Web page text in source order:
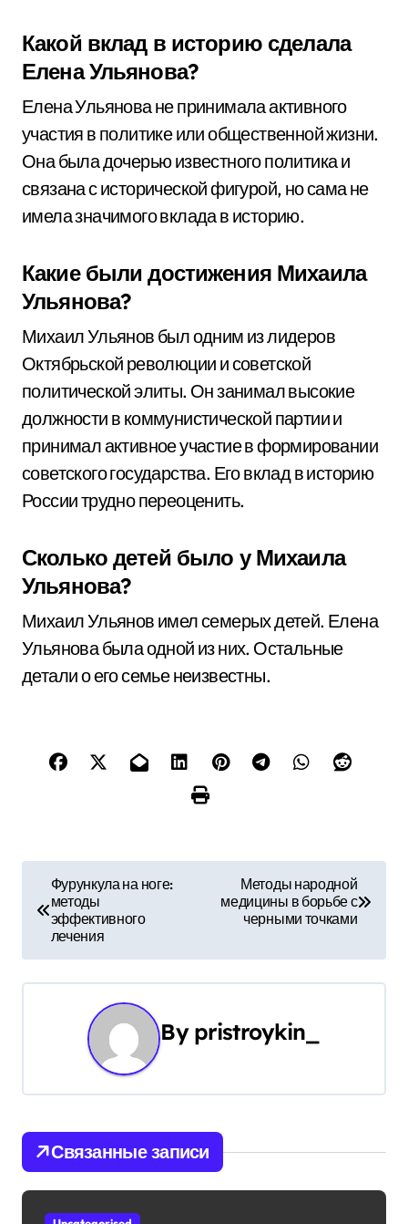
Какой вклад в историю сделала
Елена Ульянова?
Елена Ульянова не принимала активного
участия в политике или общественной жизни.
Она была дочерью известного политика и
связана с исторической фигурой, но сама не
имела значимого вклада в историю.
Какие были достижения Михаила
Ульянова?
Михаил Ульянов был одним из лидеров
Октябрьской революции и советской
политической элиты. Он занимал высокие
должности в коммунистической партии и
принимал активное участие в формировании
советского государства. Его вклад в историю
России трудно переоценить.
Сколько детей было у Михаила
Ульянова?
Михаил Ульянов имел семерых детей. Елена
Ульянова была одной из них. Остальные
детали о его семье неизвестны.
в
и
ц
и
я
Фурункула на ноге:
методы
эффективного
лечения
Методы народной
медицины в борьбе с
черными точками
By pristroykin_
Связанные записи